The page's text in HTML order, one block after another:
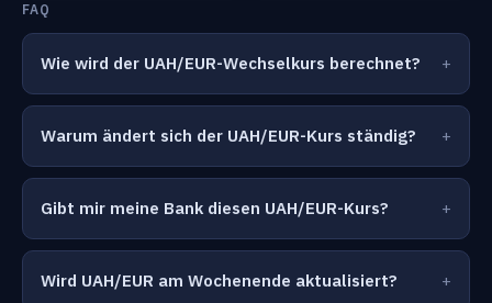
FAQ
Wie wird der UAH/EUR-Wechselkurs berechnet?
Warum ändert sich der UAH/EUR-Kurs ständig?
Gibt mir meine Bank diesen UAH/EUR-Kurs?
Wird UAH/EUR am Wochenende aktualisiert?